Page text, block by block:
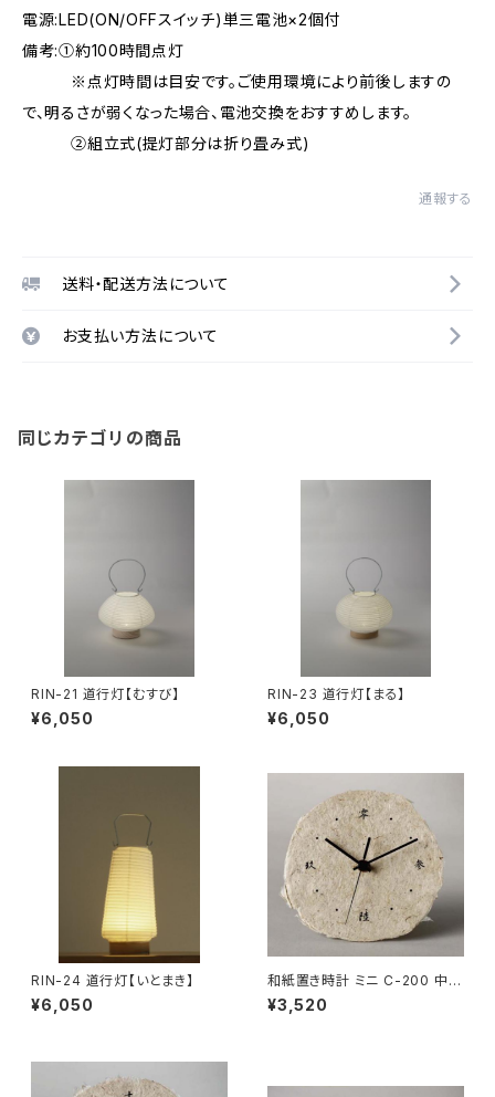
電源:LED(ON/OFFスイッチ)単三電池×2個付
備考:①約100時間点灯
※点灯時間は目安です。ご使用環境により前後しますの
で、明るさが弱くなった場合、電池交換をおすすめします。
②組立式(提灯部分は折り畳み式)
通報する
送料・配送方法について
お支払い方法について
同じカテゴリの商品
RIN-21 道行灯【むすび】
¥6,050
RIN-23 道行灯【まる】
¥6,050
RIN-24 道行灯【いとまき】
¥6,050
和紙置き時計 ミニ C-200 中国
字【在庫なくなり次第終了】
¥3,520